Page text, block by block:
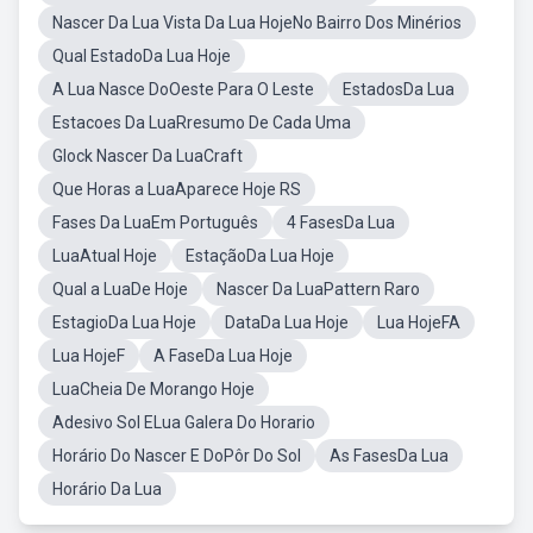
Nascer Da Lua Vista Da Lua HojeNo Bairro Dos Minérios
Qual EstadoDa Lua Hoje
A Lua Nasce DoOeste Para O Leste
EstadosDa Lua
Estacoes Da LuaRresumo De Cada Uma
Glock Nascer Da LuaCraft
Que Horas a LuaAparece Hoje RS
Fases Da LuaEm Português
4 FasesDa Lua
LuaAtual Hoje
EstaçãoDa Lua Hoje
Qual a LuaDe Hoje
Nascer Da LuaPattern Raro
EstagioDa Lua Hoje
DataDa Lua Hoje
Lua HojeFA
Lua HojeF
A FaseDa Lua Hoje
LuaCheia De Morango Hoje
Adesivo Sol ELua Galera Do Horario
Horário Do Nascer E DoPôr Do Sol
As FasesDa Lua
Horário Da Lua